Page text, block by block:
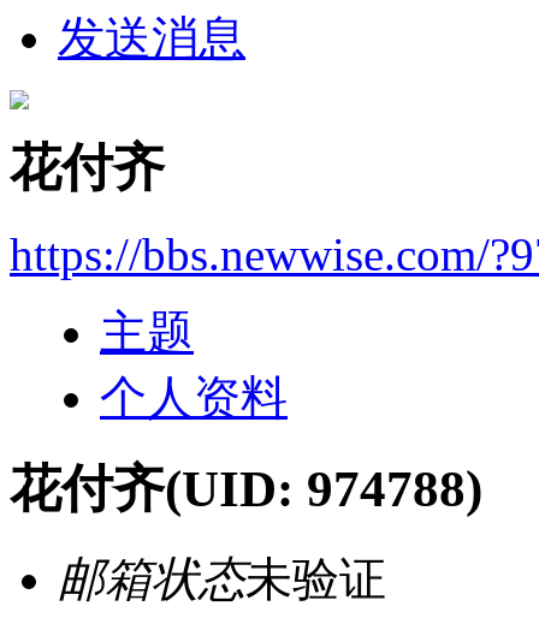
发送消息
花付齐
https://bbs.newwise.com/
主题
个人资料
花付齐(UID: 974788)
邮箱状态未验证